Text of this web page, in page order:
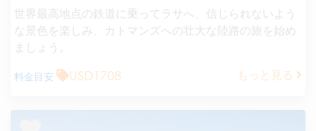
世界最高地点の鉄道に乗ってラサへ、信じられないよう
な景色を楽しみ、カトマンズへの壮大な陸路の旅を始め
ましょう。
料金目安 USD1708 もっと見る